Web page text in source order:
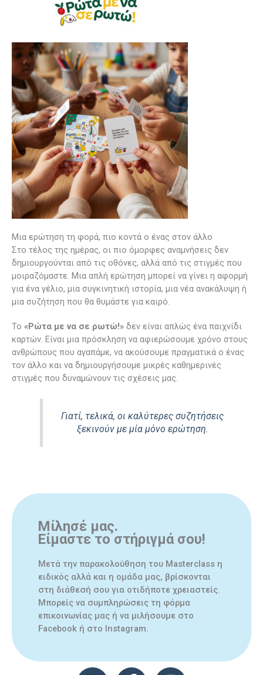
Μια ερώτηση τη φορά, πιο κοντά ο ένας στον άλλο
Στο τέλος της ημέρας, οι πιο όμορφες αναμνήσεις δεν
δημιουργούνται από τις οθόνες, αλλά από τις στιγμές που
μοιραζόμαστε. Μια απλή ερώτηση μπορεί να γίνει η αφορμή
για ένα γέλιο, μια συγκινητική ιστορία, μια νέα ανακάλυψη ή
μια συζήτηση που θα θυμάστε για καιρό.
Το «Ρώτα με να σε ρωτώ!» δεν είναι απλώς ένα παιχνίδι
καρτών. Είναι μια πρόσκληση να αφιερώσουμε χρόνο στους
ανθρώπους που αγαπάμε, να ακούσουμε πραγματικά ο ένας
τον άλλο και να δημιουργήσουμε μικρές καθημερινές
στιγμές που δυναμώνουν τις σχέσεις μας.
Γιατί, τελικά, οι καλύτερες συζητήσεις
ξεκινούν με μία μόνο ερώτηση.
Μίλησέ μας.
Είμαστε το στήριγμά σου!
Μετά την παρακολούθηση του Masterclass η
ειδικός αλλά και η ομάδα μας, βρίσκονται
στη διάθεσή σου για οτιδήποτε χρειαστείς.
Μπορείς να συμπληρώσεις τη φόρμα
επικοινωνίας μας ή να μιλήσουμε στο
Facebook ή στο Instagram.